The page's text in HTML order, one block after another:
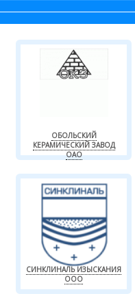
ОБОЛЬСКИЙ
КЕРАМИЧЕСКИЙ ЗАВОД
ОАО
СИНКЛИНАЛЬ ИЗЫСКАНИЯ
ООО